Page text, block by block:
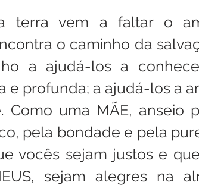
terra vem a faltar o
o caminho da
a ajudá-los a
e profunda; a ajudá-los a
Como uma MÃE, anseio
pela bondade e pela
vocês sejam justos e
sejam alegres na